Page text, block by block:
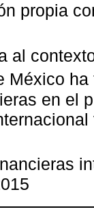
propia
al
México
en el